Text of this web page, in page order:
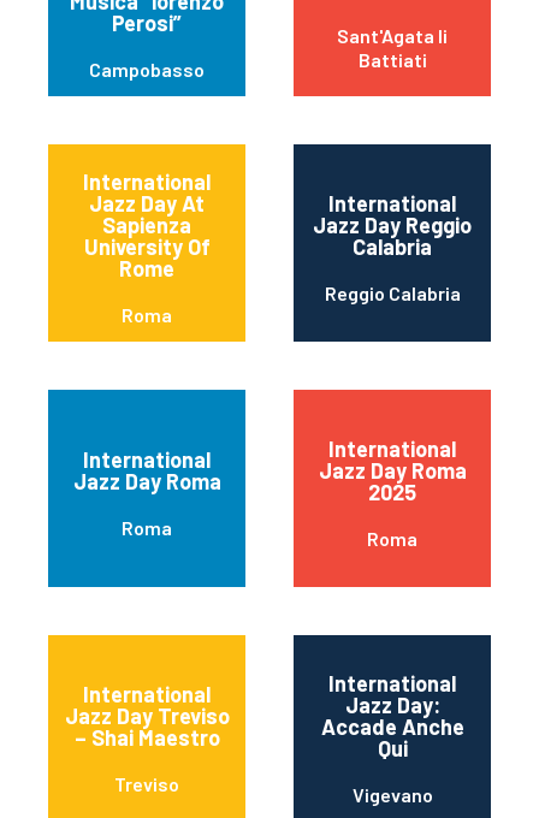
Perosi”
Campobasso
Sant'Agata li
Battiati
International
Jazz Day At
Sapienza
University Of
Rome
Roma
International
Jazz Day Reggio
Calabria
Reggio Calabria
International
Jazz Day Roma
Roma
International
Jazz Day Roma
2025
Roma
International
Jazz Day Treviso
– Shai Maestro
Treviso
International
Jazz Day:
Accade Anche
Qui
Vigevano